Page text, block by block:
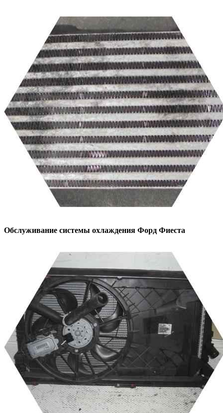
Обслуживание системы охлаждения Форд Фиеста